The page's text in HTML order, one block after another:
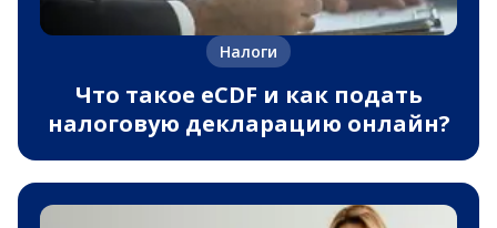
Налоги
Что такое eCDF и как подать
налоговую декларацию онлайн?